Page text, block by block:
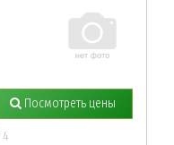
4
Посмотреть цены